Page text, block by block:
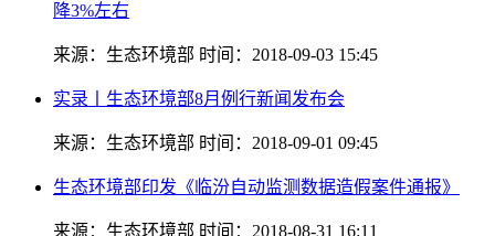
降3%左右
来源：生态环境部 时间：2018-09-03 15:45
实录丨生态环境部8月例行新闻发布会
来源：生态环境部 时间：2018-09-01 09:45
生态环境部印发《临汾自动监测数据造假案件通报》
来源：生态环境部 时间：2018-08-31 16:11